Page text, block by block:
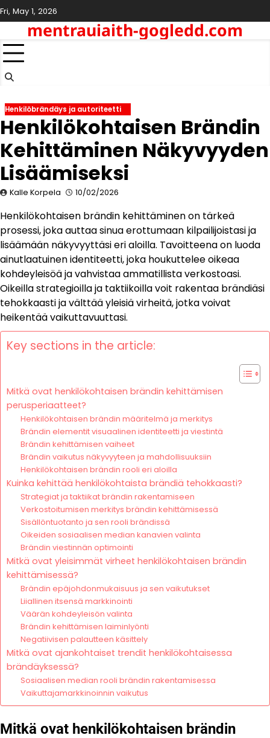
Skip
to
content
Fri, May 1, 2026
mentrauiaith-gogledd.com
Henkilöbrändäys ja autoriteetti
Henkilökohtaisen Brändin
Kehittäminen Näkyvyyden
Lisäämiseksi
Kalle Korpela 10/02/2026
Henkilökohtaisen brändin kehittäminen on tärkeä
prosessi, joka auttaa sinua erottumaan kilpailijoistasi ja
lisäämään näkyvyyttäsi eri aloilla. Tavoitteena on luoda
ainutlaatuinen identiteetti, joka houkuttelee oikeaa
kohdeyleisöä ja vahvistaa ammatillista verkostoasi.
Oikeilla strategioilla ja taktiikoilla voit rakentaa brändiäsi
tehokkaasti ja välttää yleisiä virheitä, jotka voivat
heikentää vaikuttavuuttasi.
Key sections in the article:
Mitkä ovat henkilökohtaisen brändin kehittämisen
perusperiaatteet?
Henkilökohtaisen brändin määritelmä ja merkitys
Brändin elementit visuaalinen identiteetti ja viestintä
Brändin kehittämisen vaiheet
Brändin vaikutus näkyvyyteen ja mahdollisuuksiin
Henkilökohtaisen brändin rooli eri aloilla
Kuinka kehittää henkilökohtaista brändiä tehokkaasti?
Strategiat ja taktiikat brändin rakentamiseen
Verkostoitumisen merkitys brändin kehittämisessä
Sisällöntuotanto ja sen rooli brändissä
Oikeiden sosiaalisen median kanavien valinta
Brändin viestinnän optimointi
Mitkä ovat yleisimmät virheet henkilökohtaisen brändin
kehittämisessä?
Brändin epäjohdonmukaisuus ja sen vaikutukset
Liiallinen itsensä markkinointi
Väärän kohdeyleisön valinta
Brändin kehittämisen laiminlyönti
Negatiivisen palautteen käsittely
Mitkä ovat ajankohtaiset trendit henkilökohtaisessa
brändäyksessä?
Sosiaalisen median rooli brändin rakentamisessa
Vaikuttajamarkkinoinnin vaikutus
Mitkä ovat henkilökohtaisen brändin